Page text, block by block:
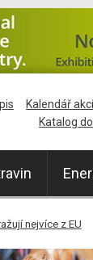
Kalendář
Katalog
nejvíce z EU